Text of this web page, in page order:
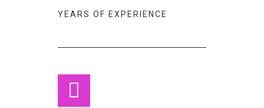
YEARS OF EXPERIENCE​​